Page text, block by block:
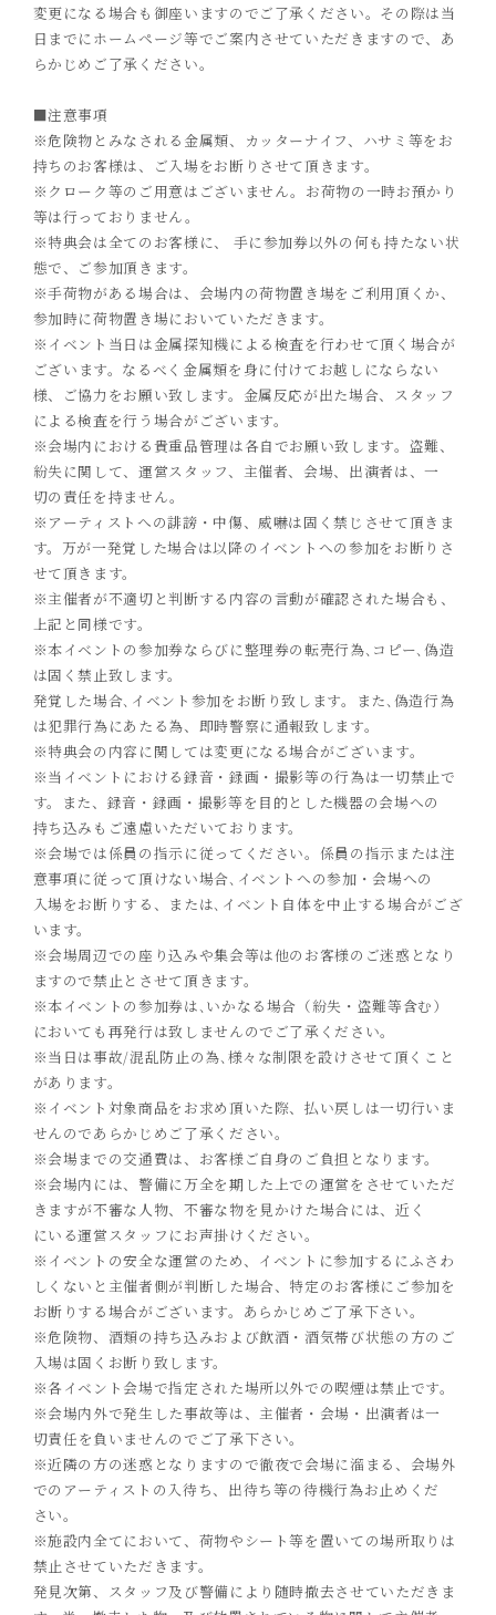
変更になる場合も御座いますのでご了承ください。その際は当
日までに ホームページ等でご案内させていただきますので、あ
らかじめご了承ください。
■注意事項
※危険物とみなされる金属類、カッターナイフ、ハサミ等をお
持ちのお客様は、ご入場をお断りさせて頂きます。
※クローク等のご用意はございません。お荷物の一時お預かり
等は行っておりません。
※特典会は全てのお客様に、
手に参加券以外の何も持たない状
態で、ご参加頂きます。
※手荷物がある場合は、会場内の荷物置き場をご利用頂くか、
参加時に荷物置き場においていただきます。
※イベント当日は金属探知機による検査を行わせて頂く場合が
ございます。なるべく金属類を身に付けてお越しにならない
様、ご協力をお願い致します。金属反応が出た場合、スタッフ
による検査を行う場合がございます。
※会場内における貴重品管理は各自でお願い致します。盗難、
紛失に関して、運営スタッフ、主催者、会場、出演者は、一
切の責任を持ません。
※アーティストへの誹謗・中傷、威嚇は固く禁じさせて頂きま
す。万が一発覚した場合は以降のイベントへの参加をお断りさ
せて頂きます。
※主催者が不適切と判断する内容の言動が確認された場合も、
上記と同様です。
※本イベントの参加券ならびに整理券の転売行為､コピー､偽造
は固く禁止致します。
発覚した場合､イベント参加をお断り致します。また､偽造行為
は犯罪行為にあたる為、即時警察に通報致します。
※特典会の内容に関しては変更になる場合がございます。
※当イベントにおける録音・録画・撮影等の行為は一切禁止で
す。また、録音・録画・撮影等を目的とした機器の会場への
持ち込みもご遠慮いただいております。
※会場では係員の指示に従ってください。係員の指示または注
意事項に従って頂けない場合､イベントへの参加・会場への
入場をお断りする、または､イベント自体を中止する場合がござ
います。
※会場周辺での座り込みや集会等は他のお客様のご迷惑となり
ますので禁止とさせて頂きます。
※本イベントの参加券は､いかなる場合（紛失・盗難等含む）
においても再発行は致しませんのでご了承ください。
※当日は事故/混乱防止の為､様々な制限を設けさせて頂くこと
があります。
※イベント対象商品をお求め頂いた際、払い戻しは一切行いま
せんのであらかじめご了承ください。
※会場までの交通費は、お客様ご自身のご負担となります。
※会場内には、警備に万全を期した上での運営をさせていただ
きますが不審な人物、不審な物を見かけた場合には、近く
にいる運営スタッフにお声掛けください。
※イベントの安全な運営のため、イベントに参加するにふさわ
しくないと主催者側が判断した場合、特定のお客様にご参加を
お断りする場合がございます。あらかじめご了承下さい。
※危険物、酒類の持ち込みおよび飲酒・酒気帯び状態の方のご
入場は固くお断り致します。
※各イベント会場で指定された場所以外での喫煙は禁止です。
※会場内外で発生した事故等は、主催者・会場・出演者は一
切責任を負いませんのでご了承下さい。
※近隣の方の迷惑となりますので徹夜で会場に溜まる、会場外
でのアーティストの入待ち、出待ち等の待機行為お止めくだ
さい。
※施設内全てにおいて、荷物やシート等を置いての場所取りは
禁止させていただきます。
発見次第、スタッフ及び警備により随時撤去させていただきま